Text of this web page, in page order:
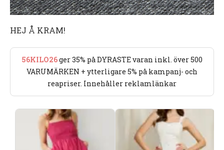
HEJ Å KRAM!
56KILO26ger 35% på DYRASTE varan inkl. över 500
VARUMÄRKEN + ytterligare 5% på kampanj- och
reapriser. Innehåller reklamlänkar